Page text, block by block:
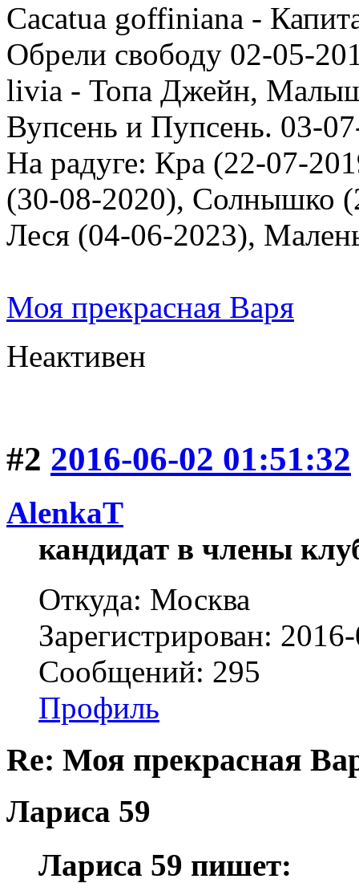
Cacatua goffiniana -
Обрели свободу 02-05-
livia - Топа Джейн,
Вупсень и Пупсень. 03-
На радуге: Кра (22-07-
(30-08-2020), Солнышко
Леся (04-06-2023),
Моя прекрасная Варя
Неактивен
#2 2016-06-02 01:51:32
AlenkaT
кандидат в члены
Откуда: Москва
Зарегистрирован:
Сообщений: 295
Профиль
Re: Моя прекрасная
Лариса 59
Лариса 59 пишет: